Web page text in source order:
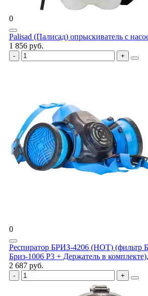
0
Palisad (Палисад) опрыскиватель с
1 856 руб.
0
Респиратор БРИЗ-4206 (НОТ) (фильтр
Бриз-1006 Р3 + Держатель в
2 687 руб.